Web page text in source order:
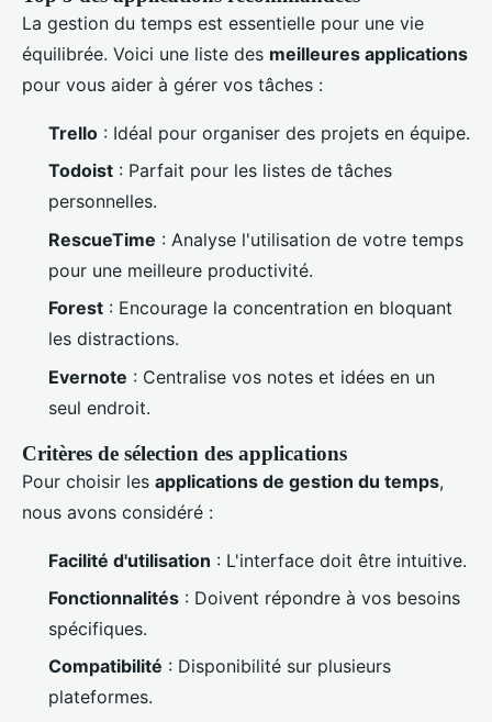
La gestion du temps est essentielle pour une vie
équilibrée. Voici une liste des meilleures applications
pour vous aider à gérer vos tâches :
Trello : Idéal pour organiser des projets en équipe.
Todoist : Parfait pour les listes de tâches
personnelles.
RescueTime : Analyse l'utilisation de votre temps
pour une meilleure productivité.
Forest : Encourage la concentration en bloquant
les distractions.
Evernote : Centralise vos notes et idées en un
seul endroit.
Critères de sélection des applications
Pour choisir les applications de gestion du temps,
nous avons considéré :
Facilité d'utilisation : L'interface doit être intuitive.
Fonctionnalités : Doivent répondre à vos besoins
spécifiques.
Compatibilité : Disponibilité sur plusieurs
plateformes.